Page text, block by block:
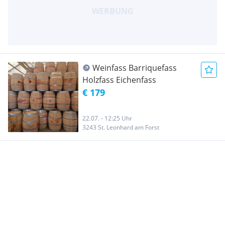
Weinfass Barriquefass
Holzfass Eichenfass
€ 179
22.07. - 12:25 Uhr
3243 St. Leonhard am Forst